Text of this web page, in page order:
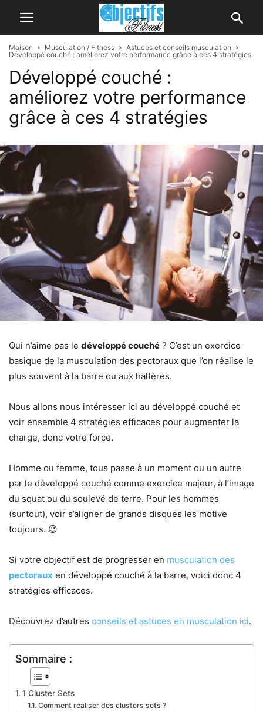
Maison Musculation / Fitness
Astuces et conseils musculation
Développé couché : améliorez votre performance grâce à ces 4 stratégies
Développé couché :
améliorez votre performance
grâce à ces 4 stratégies
Qui n’aime pas le développé couché ? C’est un exercice
basique de la musculation des pectoraux que l’on réalise le
plus souvent à la barre ou aux haltères.
Nous allons nous intéresser ici au développé couché et
voir ensemble 4 stratégies efficaces pour augmenter la
charge, donc votre force.
Homme ou femme, tous passe à un moment ou un autre
par le développé couché comme exercice majeur, à l’image
du squat ou du soulevé de terre. Pour les hommes
(surtout), voir s’aligner de grands disques les motive
toujours. 😉
Si votre objectif est de progresser en musculation des
pectoraux en développé couché à la barre, voici donc 4
stratégies efficaces.
Découvrez d’autres conseils et astuces en musculation ici.
Sommaire :
1 Cluster Sets
Comment réaliser des clusters sets ?